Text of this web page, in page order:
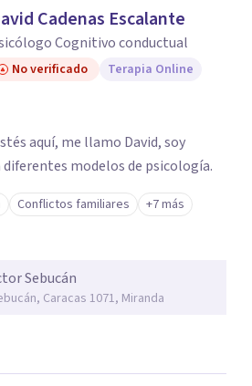
Cadenas Escalante
Cognitivo conductual
No verificado Terapia Online
aquí, me llamo David, soy
modelos de psicología.
Conflictos familiares +7 más
Sebucán
Caracas 1071, Miranda